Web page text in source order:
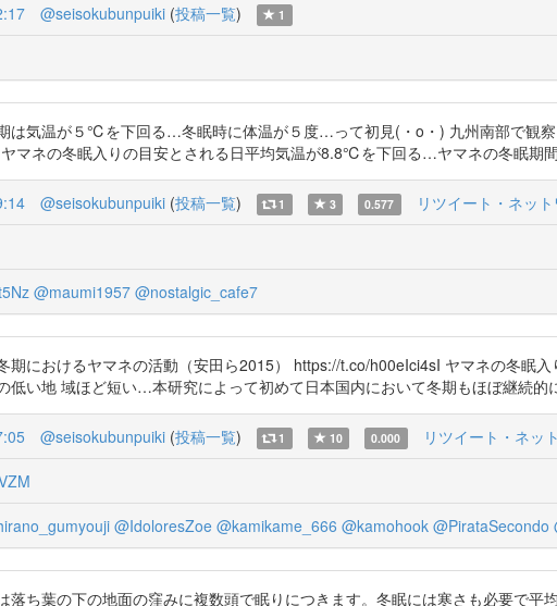
@seisokubunpuiki (投稿一覧) 1
は気温が５℃を下回る…冬眠時に体温が５度…って初見(・o・) 九州南部で観察
マネの冬眠入りの目安とされる日平均気温が8.8℃を下回る…ヤマネの冬眠期
@seisokubunpuiki (投稿一覧) 1 3 0.577 リツイート・ネッ
@maumi1957 @nostalgic_cafe7
期におけるヤマネの活動（安田ら2015） https://t.co/h00eIci4sI ヤマネの冬
低い地 域ほど短い…本研究によって初めて日本国内において冬期もほぼ継続
@seisokubunpuiki (投稿一覧) 1 10 0.000 リツイート・ネッ
@IdoloresZoe @kamikame_666 @kamohook @PirataSecondo
落ち葉の下の地面の窪みに複数頭で眠りにつきます。冬眠には寒さも必要で